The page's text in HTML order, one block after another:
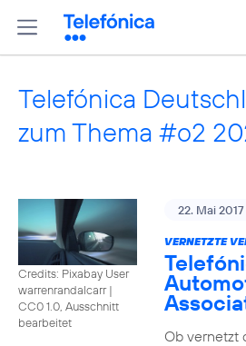
Telefónica
zum Thema #o2
Credits: Pixabay User
warrenrandalcarr|
CC0 1.0, Ausschnitt
bearbeitet
22. Mai 2017
VERNETZTE
Ob vernetzt